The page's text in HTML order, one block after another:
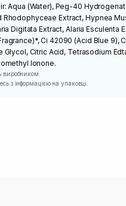
Aqua (Water), Peg-40
Extract, Hypnea
Digitata Extract, Alaria Esculenta
Ci 42090 (Acid Blue 9),
Glycol, Citric Acid, Tetrasodium
Ionone.
виробником.
з інформацією на упаковці.